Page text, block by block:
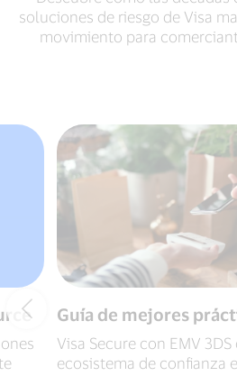
soluciones de riesgo de Visa
movimiento para
Guía de mejores
Visa Secure con EMV 3DS
ecosistema de confianza